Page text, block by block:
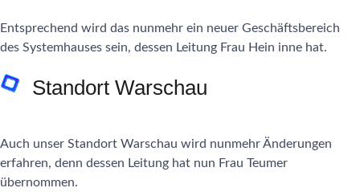
Entsprechend wird das nunmehr ein neuer Geschäftsbereich
des Systemhauses sein, dessen Leitung Frau Hein inne hat.
Standort Warschau
Auch unser Standort Warschau wird nunmehr Änderungen
erfahren, denn dessen Leitung hat nun Frau Teumer
übernommen.